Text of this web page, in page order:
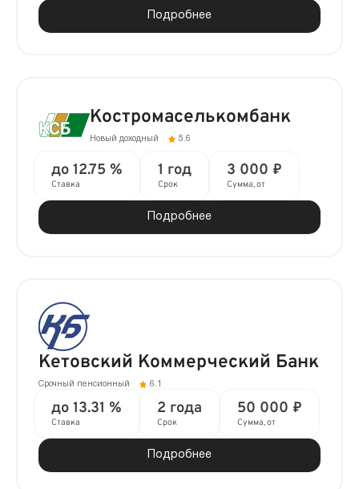
Подробнее
Костромаселькомбанк
Новый доходный 5.6
до 12.75 %
Ставка
1 год
Срок
3 000 ₽
Сумма, от
Подробнее
Кетовский Коммерческий Банк
Срочный пенсионный 6.1
до 13.31 %
Ставка
2 года
Срок
50 000 ₽
Сумма, от
Подробнее